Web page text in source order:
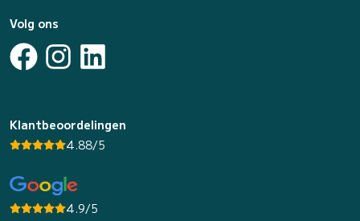
Volg ons
Klantbeoordelingen
4.88/5
4.9/5